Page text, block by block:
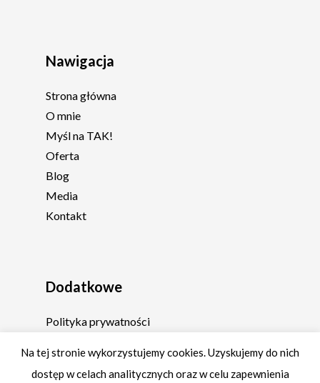
Nawigacja
Strona główna
O mnie
Myśl na TAK!
Oferta
Blog
Media
Kontakt
Dodatkowe
Polityka prywatności
Na tej stronie wykorzystujemy cookies. Uzyskujemy do nich
dostęp w celach analitycznych oraz w celu zapewnienia